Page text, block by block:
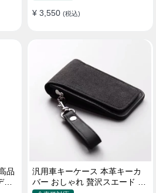
¥ 3,550 (税込)
品
汎用車キーケース 本革キーカ
バー おしゃれ 贅沢スエード 格